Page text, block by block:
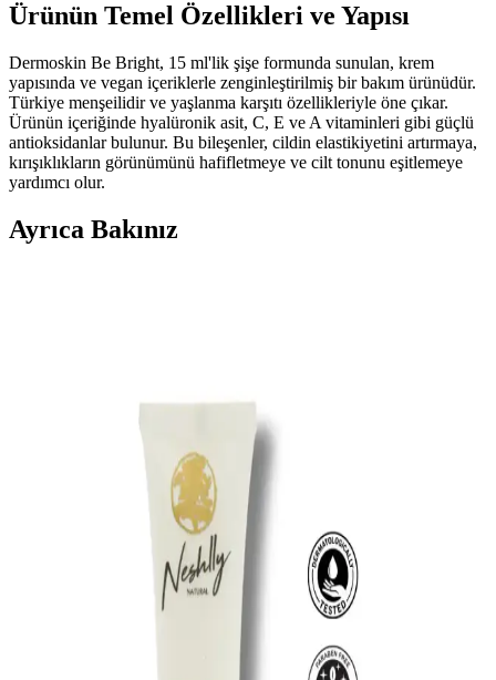
Ürünün Temel Özellikleri ve Yapısı
Dermoskin Be Bright, 15 ml'lik şişe formunda sunulan, krem
yapısında ve vegan içeriklerle zenginleştirilmiş bir bakım ürünüdür.
Türkiye menşeilidir ve yaşlanma karşıtı özellikleriyle öne çıkar.
Ürünün içeriğinde hyalüronik asit, C, E ve A vitaminleri gibi güçlü
antioksidanlar bulunur. Bu bileşenler, cildin elastikiyetini artırmaya,
kırışıklıkların görünümünü hafifletmeye ve cilt tonunu eşitlemeye
yardımcı olur.
Ayrıca Bakınız
hassas ciltlere uygun etkili bakım kremi hakkında kapsamlı bilgi
Hidrasyon Sağlayan Göz Kremleri: Cilt Sağlığını
Destekleyen Etkili Ürünler
Hidrasyon sağlayan göz kremleri, hyaruronik asit ve peptitler
içererek ciltteki su seviyesini artırır, yaşlanma belirtilerini hafifletir ve
göz çevresine sağlıklı bir görünüm kazandırır.
Kırışıklık Karşıtı Göz Serumu: Hassas Ciltler İçin